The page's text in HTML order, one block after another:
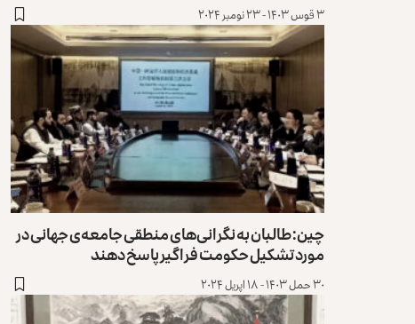
۳ قوس ۱۴۰۳ - ۲۳ نومبر ۲۰۲۴
چین: طالبان به نگرانی‌های‌ منطقی جامعه‌ی جهانی در
مورد تشکیل حکومت فراگیر پاسخ دهند
۳۰ حمل ۱۴۰۳ - ۱۸ اپریل ۲۰۲۴